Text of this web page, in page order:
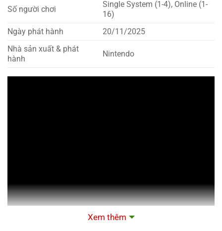
Số người chơi
Single System (1-4), Online (1-
16)
Ngày phát hành
20/11/2025
Nhà sản xuất & phát
hành
Nintendo
Xem thêm